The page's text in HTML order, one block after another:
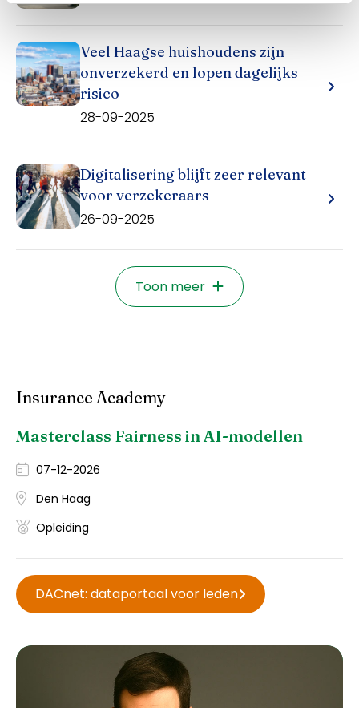
Veel Haagse huishoudens zijn
onverzekerd en lopen dagelijks
risico
28-09-2025
Digitalisering blijft zeer relevant
voor verzekeraars
26-09-2025
Toon meer
Insurance Academy
Masterclass Fairness in AI-modellen
07-12-2026
Den Haag
Opleiding
DACnet: dataportaal voor leden